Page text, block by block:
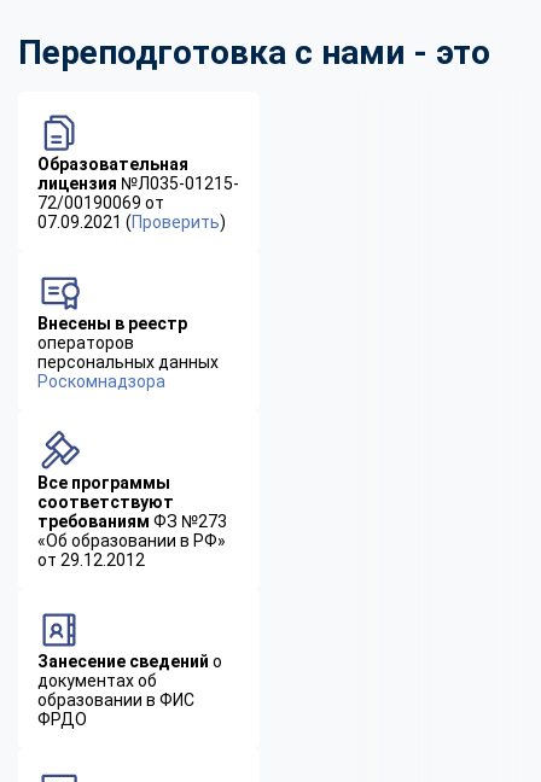
Переподготовка с нами - это
Образовательная
лицензия №Л035-01215-
72/00190069 от
07.09.2021 (Проверить)
Внесены в реестр
операторов
персональных данных
Роскомнадзора
Все программы
соответствуют
требованиям ФЗ №273
«Об образовании в РФ»
от 29.12.2012
Занесение сведений о
документах об
образовании в ФИС
ФРДО